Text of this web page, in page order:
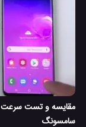
سامسونگ